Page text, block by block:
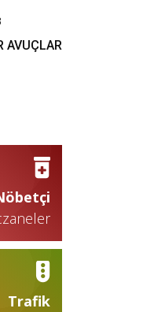
AVUÇLAR
Trafik